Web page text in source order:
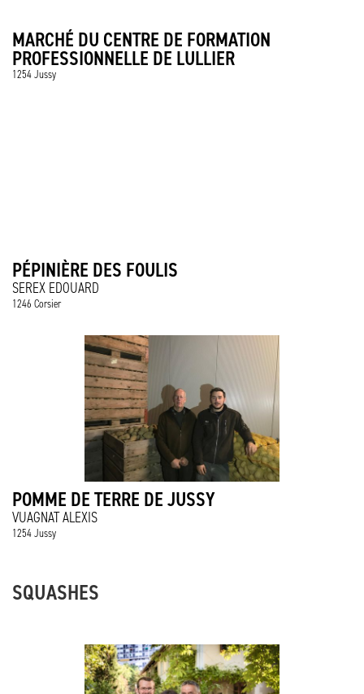
MARCHÉ DU CENTRE DE FORMATION
PROFESSIONNELLE DE LULLIER
1254 Jussy
PÉPINIÈRE DES FOULIS
SEREX EDOUARD
1246 Corsier
POMME DE TERRE DE JUSSY
VUAGNAT ALEXIS
1254 Jussy
SQUASHES